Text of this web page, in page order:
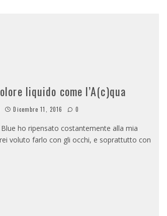
liquido come l’A(c)qua
Dicembre 11, 2016 0
ho ripensato costantemente alla mia
voluto farlo con gli occhi, e soprattutto con